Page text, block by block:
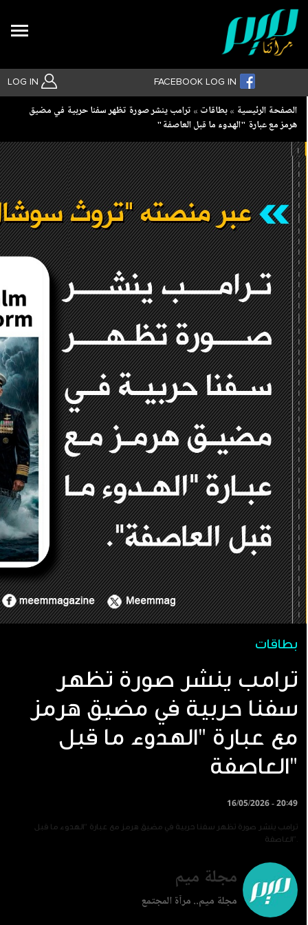
LOG IN FACEBOOK LOG IN
بحث متقدم
Breadcrumb
الصفحة الرئيسية بطاقات
ترامب ينشر صورة تظهر سفنا حربية في مضيق
هرمز مع عبارة "الهدوء ما قبل العاصفة"
بطاقات
ترامب ينشر صورة تظهر
سفنا حربية في مضيق هرمز
مع عبارة "الهدوء ما قبل
العاصفة"
16/05/2026 - 20:49
ترامب ينشر صورة تظهر سفنا حربية في مضيق هرمز مع عبارة "الهدوء ما قبل
العاصفة".
مجلة ميم
مجلة ميم.. مرآة المجتمع